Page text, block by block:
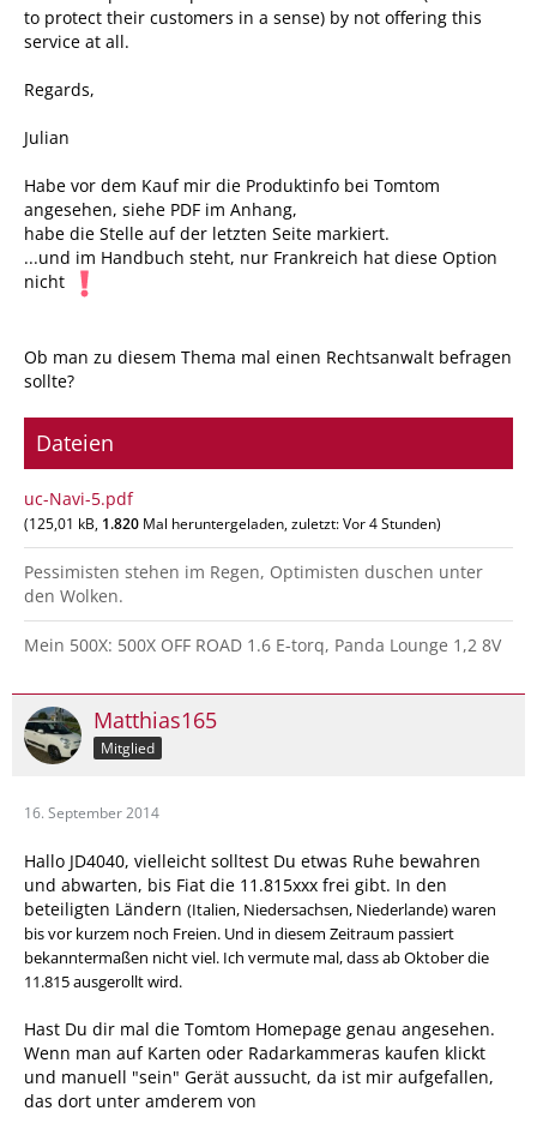
to protect their customers in a sense) by not offering this
service at all.
Regards,
Julian
Habe vor dem Kauf mir die Produktinfo bei Tomtom
angesehen, siehe PDF im Anhang,
habe die Stelle auf der letzten Seite markiert.
...und im Handbuch steht, nur Frankreich hat diese Option
nicht
Ob man zu diesem Thema mal einen Rechtsanwalt befragen
sollte?
Dateien
uc-Navi-5.pdf
(125,01 kB, 1.820 Mal heruntergeladen, zuletzt:Vor 4 Stunden)
Pessimisten stehen im Regen, Optimisten duschen unter
den Wolken.
Mein 500X: 500X OFF ROAD 1.6 E-torq, Panda Lounge 1,2 8V
Matthias165
Mitglied
16. September 2014
Hallo JD4040, vielleicht solltest Du etwas Ruhe bewahren
und abwarten, bis Fiat die 11.815xxx frei gibt. In den
beteiligten Ländern (Italien, Niedersachsen, Niederlande) waren
bis vor kurzem noch Freien. Und in diesem Zeitraum passiert
bekanntermaßen nicht viel. Ich vermute mal, dass ab Oktober die
11.815 ausgerollt wird.
Hast Du dir mal die Tomtom Homepage genau angesehen.
Wenn man auf Karten oder Radarkammeras kaufen klickt
und manuell "sein" Gerät aussucht, da ist mir aufgefallen,
das dort unter amderem von